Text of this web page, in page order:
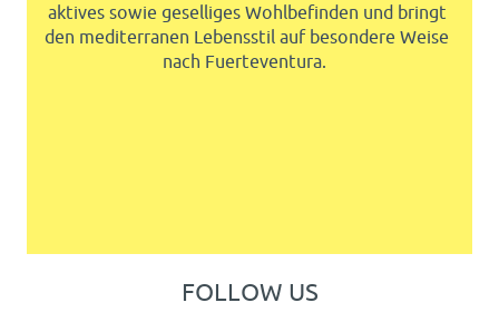
aktives sowie geselliges Wohlbefinden und bringt
den mediterranen Lebensstil auf besondere Weise
nach Fuerteventura.
FOLLOW US